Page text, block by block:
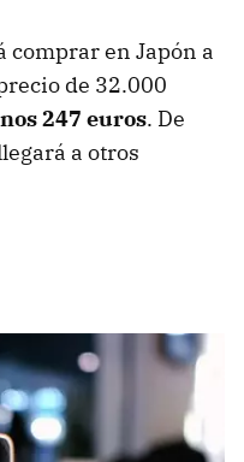
comprar en Japón a
de 32.000
247 euros. De
a otros